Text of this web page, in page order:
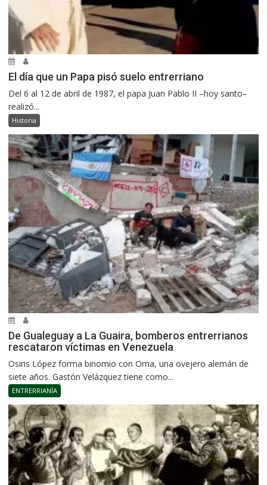
El día que un Papa pisó suelo entrerriano
Del 6 al 12 de abril de 1987, el papa Juan Pablo II –hoy santo–
realizó...
Historia
De Gualeguay a La Guaira, bomberos entrerrianos
rescataron víctimas en Venezuela
Osiris López forma binomio con Oma, una ovejero alemán de
siete años. Gastón Velázquez tiene como...
ENTRERRIANÍA